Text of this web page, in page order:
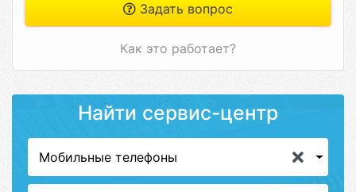
Задать вопрос
Как это работает?
Найти сервис-центр
Мобильные телефоны